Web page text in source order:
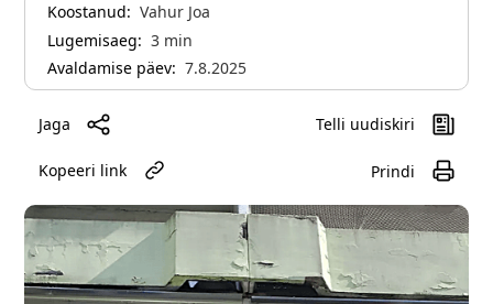
Koostanud: Vahur Joa
Lugemisaeg: 3 min
Avaldamise päev: 7.8.2025
Jaga Telli uudiskiri
Prindi
Kopeeri link